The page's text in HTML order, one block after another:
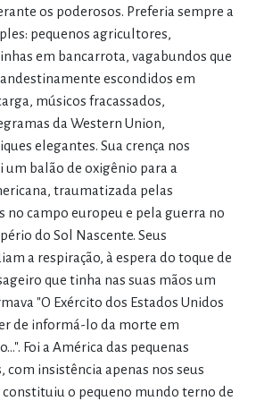
os poderosos. Preferia sempre a
pequenos agricultores,
em bancarrota, vagabundos que
escondidos em
músicos fracassados,
da Western Union,
elegantes. Sua crença nos
balão de oxigênio para a
traumatizada pelas
no campo europeu e pela guerra no
do Sol Nascente. Seus
a respiração, à espera do toque de
que tinha nas suas mãos um
"O Exército dos Estados Unidos
de informá-lo da morte em
Foi a América das pequenas
com insistência apenas nos seus
constituiu o pequeno mundo terno de